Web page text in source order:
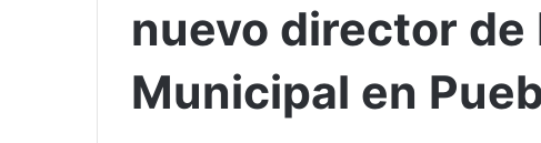
nuevo director
Municipal en